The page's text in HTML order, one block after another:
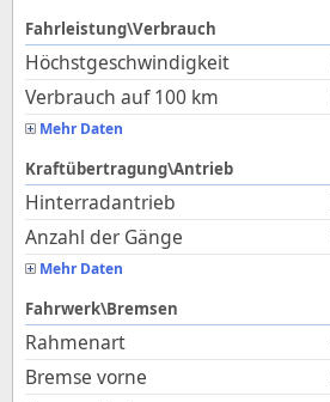
Fahrleistung\Verbrauch
Höchstgeschwindigkeit
Verbrauch auf 100 km
Mehr Daten
Kraftübertragung\Antrieb
Hinterradantrieb
Anzahl der Gänge
Mehr Daten
Fahrwerk\Bremsen
Rahmenart
Bremse vorne